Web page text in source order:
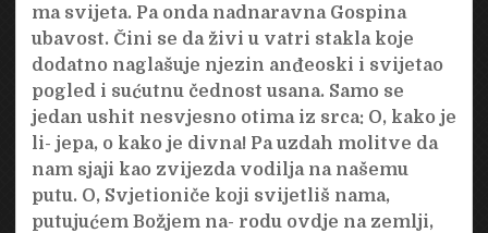
ma svijeta. Pa onda nadnaravna Gospina
ubavost. Čini se da živi u vatri stakla koje
dodatno naglašuje njezin anđeoski i svijetao
pogled i sućutnu čednost usana. Samo se
jedan ushit nesvjesno otima iz srca: O, kako je
li- jepa, o kako je divna! Pa uzdah molitve da
nam sjaji kao zvijezda vodilja na našemu
putu. O, Svjetioniče koji svijetliš nama,
putujućem Božjem na- rodu ovdje na zemlji,